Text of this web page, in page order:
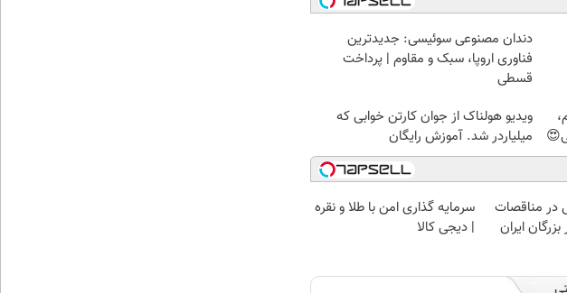
دندان مصنوعی سوئیسی: جدیدترین
فناوری اروپا، سبک و مقاوم | پرداخت
قسطی
ویدیو هولناک از جوان کارتن خوابی که
میلیاردر شد. آموزش رایگان
در مناقصات
ایران
سرمایه گذاری امن با طلا و نقره
| دیجی کالا